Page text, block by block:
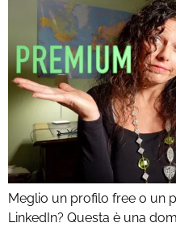
Meglio un profilo free o un
LinkedIn? Questa è una